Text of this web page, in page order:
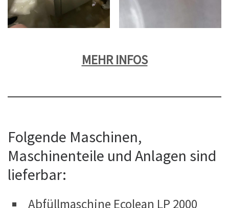
MEHR INFOS
Folgende Maschinen,
Maschinenteile und Anlagen sind
lieferbar:
Abfüllmaschine Ecolean LP 2000